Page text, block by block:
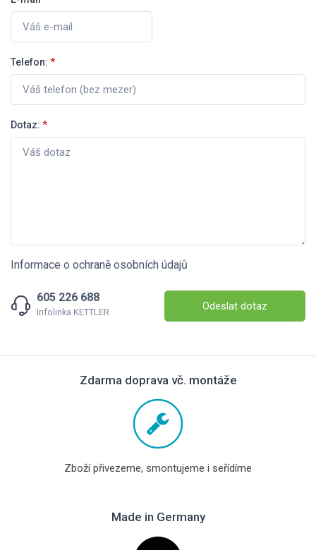
Telefon: *
Dotaz: *
Informace o ochraně osobních údajů
605 226 688
Infolinka KETTLER Odeslat dotaz
Zdarma doprava vč. montáže
Zboží přivezeme, smontujeme i seřídíme
Made in Germany